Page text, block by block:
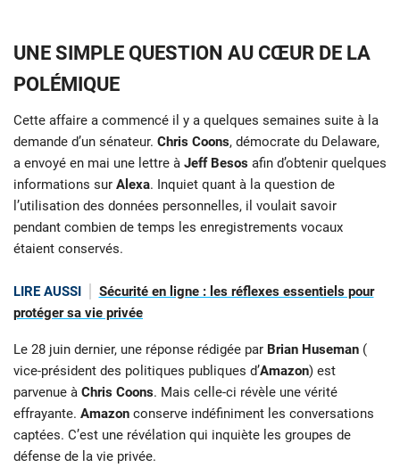
UNE SIMPLE QUESTION AU CŒUR DE LA
POLÉMIQUE
Cette affaire a commencé il y a quelques semaines suite à la
demande d’un sénateur. Chris Coons, démocrate du Delaware,
a envoyé en mai une lettre à Jeff Besos afin d’obtenir quelques
informations sur Alexa. Inquiet quant à la question de
l’utilisation des données personnelles, il voulait savoir
pendant combien de temps les enregistrements vocaux
étaient conservés.
LIRE AUSSI
Sécurité en ligne : les réflexes essentiels pour
protéger sa vie privée
Le 28 juin dernier, une réponse rédigée par Brian Huseman (
vice-président des politiques publiques d’Amazon) est
parvenue à Chris Coons. Mais celle-ci révèle une vérité
effrayante. Amazon conserve indéfiniment les conversations
captées. C’est une révélation qui inquiète les groupes de
défense de la vie privée.